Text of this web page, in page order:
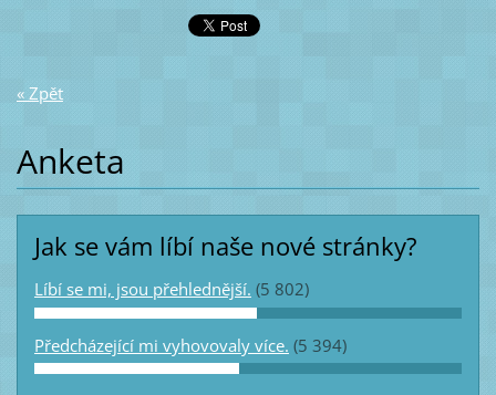
« Zpět
Anketa
Jak se vám líbí naše nové stránky?
Líbí se mi, jsou přehlednější. (5 802)
Předcházející mi vyhovovaly více. (5 394)